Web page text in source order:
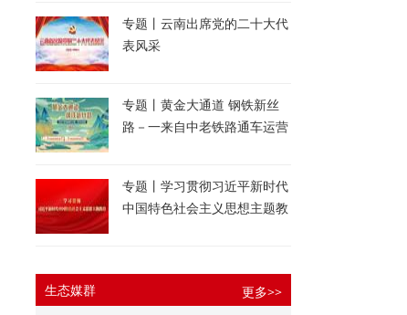
专题丨云南出席党的二十大代
表风采
专题丨黄金大通道 钢铁新丝
路－一来自中老铁路通车运营
专题丨学习贯彻习近平新时代
中国特色社会主义思想主题教
生态媒群 更多>>